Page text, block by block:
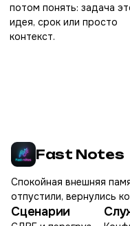
потом понять: задача
идея, срок или просто
контекст.
Fast Notes
Спокойная внешняя
отпустили, вернулись
Сценарии